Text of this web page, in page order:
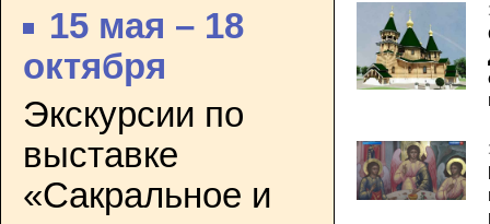
15 мая – 18
октября
Экскурсии по
выставке
«Сакральное и